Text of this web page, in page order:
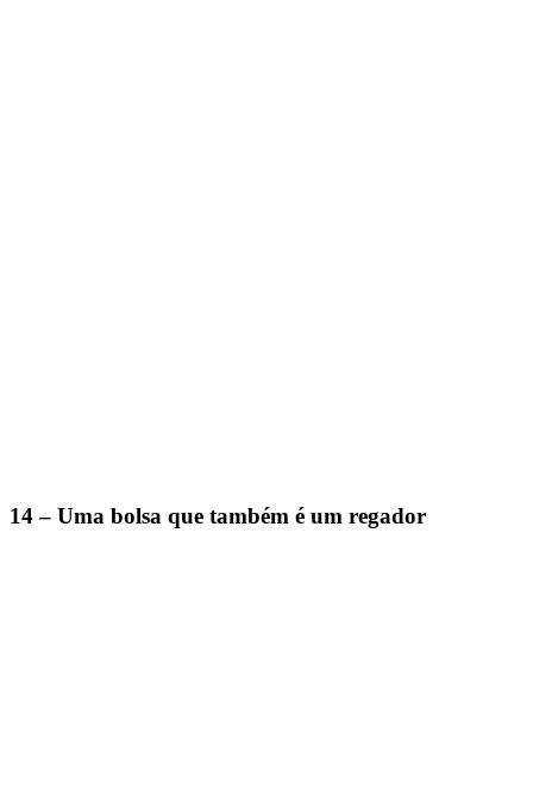
14 – Uma bolsa que também é um regador